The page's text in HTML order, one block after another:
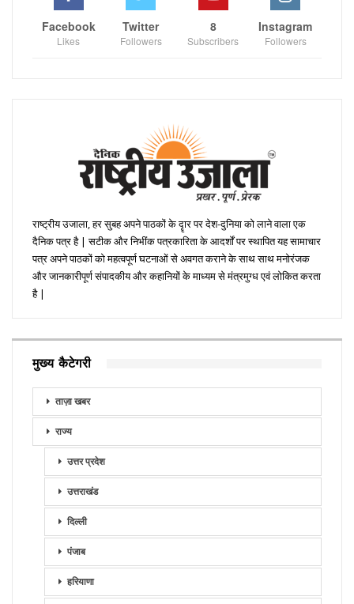
Facebook
Likes
Twitter
Followers
8
Subscribers
Instagram
Followers
राष्ट्रीय उजाला, हर सुबह अपने पाठकों के दॄार पर देश-दुनिया को लाने वाला एक
दैनिक पत्र है | सटीक और निभींक पत्रकारिता के आदर्शों पर स्थापित यह सामाचार
पत्र अपने पाठकों को महत्वपूर्ण घटनाओं से अवगत कराने के साथ साथ मनोरंजक
और जानकारीपूर्ण संपादकीय और कहानियों के माध्यम से मंत्रमुग्ध एवं लोकित करता
है |
मुख्य कैटेगरी
ताज़ा खबर
राज्य
उत्तर प्रदेश
उत्तराखंड
दिल्ली
पंजाब
हरियाणा